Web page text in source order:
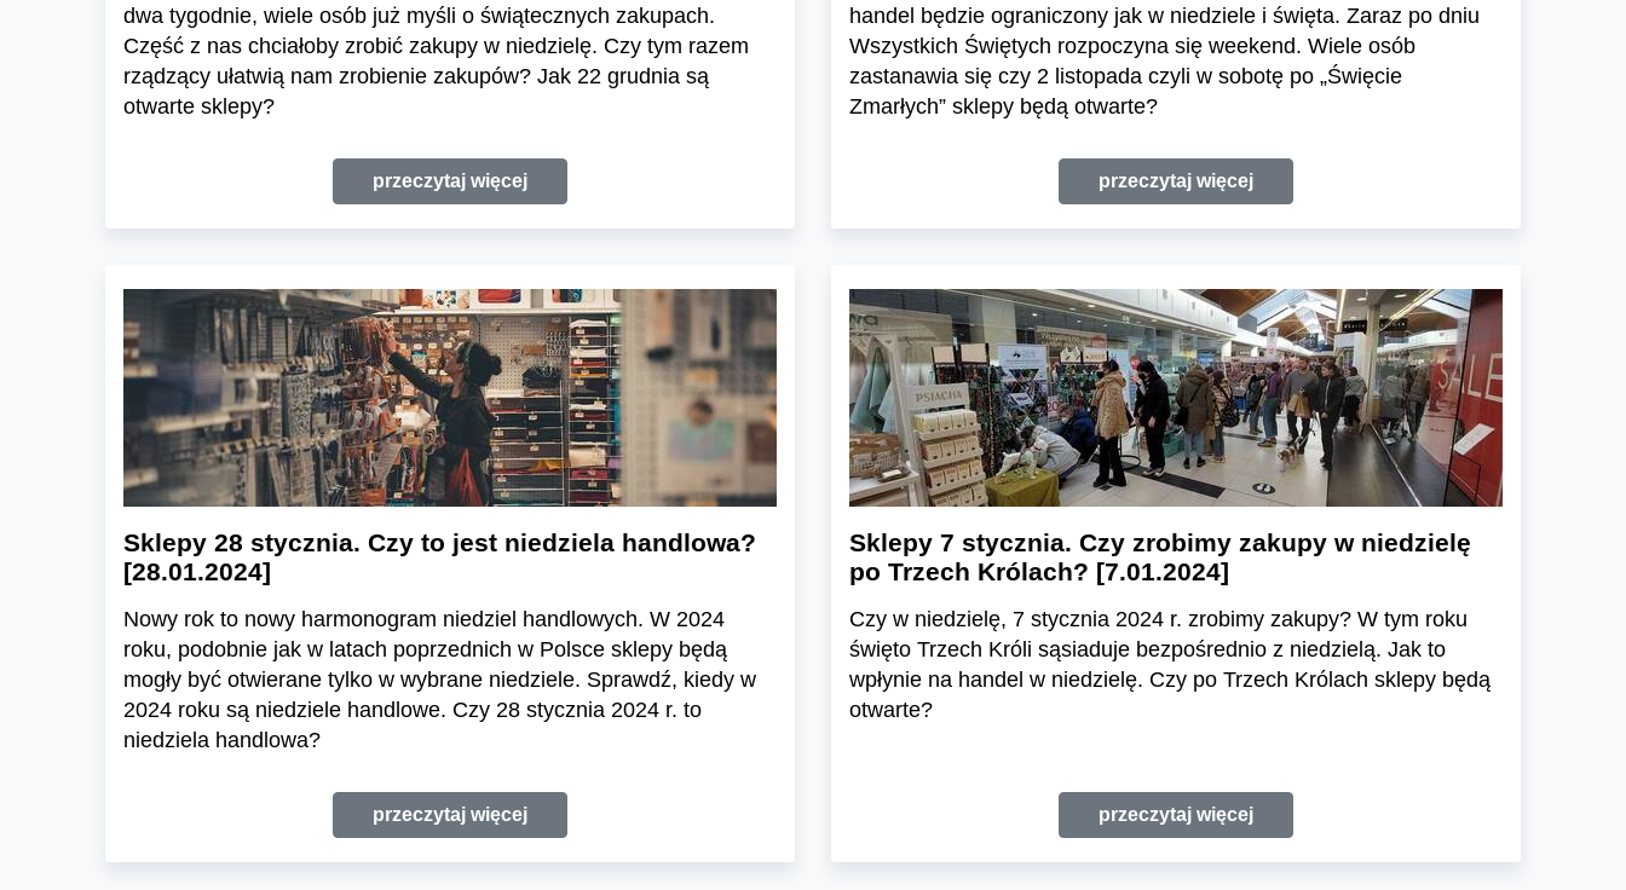
dwa tygodnie, wiele osób już myśli o świątecznych zakupach.
Część z nas chciałoby zrobić zakupy w niedzielę. Czy tym razem
rządzący ułatwią nam zrobienie zakupów? Jak 22 grudnia są
otwarte sklepy?
przeczytaj więcej
handel będzie ograniczony jak w niedziele i święta. Zaraz po dniu
Wszystkich Świętych rozpoczyna się weekend. Wiele osób
zastanawia się czy 2 listopada czyli w sobotę po „Święcie
Zmarłych” sklepy będą otwarte?
przeczytaj więcej
Sklepy 28 stycznia. Czy to jest niedziela handlowa?
[28.01.2024]
Nowy rok to nowy harmonogram niedziel handlowych. W 2024
roku, podobnie jak w latach poprzednich w Polsce sklepy będą
mogły być otwierane tylko w wybrane niedziele. Sprawdź, kiedy w
2024 roku są niedziele handlowe. Czy 28 stycznia 2024 r. to
niedziela handlowa?
przeczytaj więcej
Sklepy 7 stycznia. Czy zrobimy zakupy w niedzielę
po Trzech Królach? [7.01.2024]
Czy w niedzielę, 7 stycznia 2024 r. zrobimy zakupy? W tym roku
święto Trzech Króli sąsiaduje bezpośrednio z niedzielą. Jak to
wpłynie na handel w niedzielę. Czy po Trzech Królach sklepy będą
otwarte?
przeczytaj więcej